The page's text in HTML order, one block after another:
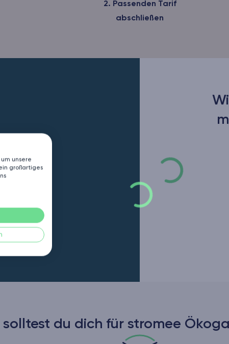
2. Passenden Tarif
abschließen
solltest du dich für stromee
unsere
großartiges